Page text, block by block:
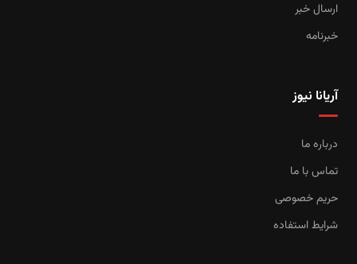
ارسال خبر
خبرنامه
آریانا نیوز
درباره ما
تماس با ما
حریم خصوصی
شرایط استفاده